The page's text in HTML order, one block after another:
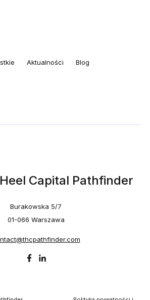
Aktualności Blog
Capital Pathfinder
Burakowska 5/7
01-066 Warszawa